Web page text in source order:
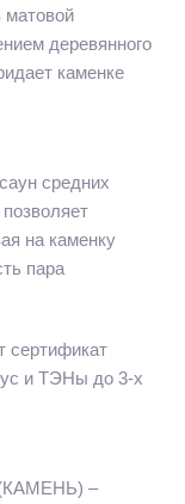
матовой
деревянного
каменке
средних
на каменку
пара
сертификат
и ТЭНы до 3-х
(КАМЕНЬ) –